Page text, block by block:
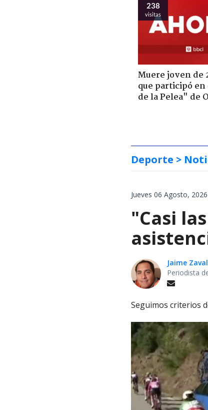
238
visitas
Muere joven de
que participó
de la Pelea" de
Deporte >
Jueves 06 Agosto,
"Casi
Jaime
Periodista
Seguimos criterios